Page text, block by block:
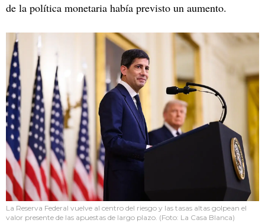
de la política monetaria había previsto un aumento.
La Reserva Federal vuelve al centro del riesgo y las tasas altas golpean el
valor presente de las apuestas de largo plazo. (Foto: La Casa Blanca)